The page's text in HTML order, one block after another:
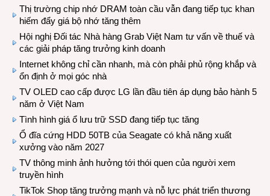
Thị trường chip nhớ DRAM toàn cầu vẫn đang tiếp tục khan
hiếm đẩy giá bộ nhớ tăng thêm
Hội nghị Đối tác Nhà hàng Grab Việt Nam tư vấn về thuế và
các giải pháp tăng trưởng kinh doanh
Internet không chỉ cần nhanh, mà còn phải phủ rộng khắp và
ổn định ở mọi góc nhà
TV OLED cao cấp được LG lần đầu tiên áp dụng bảo hành 5
năm ở Việt Nam
Tình hình giá ổ lưu trữ SSD đang tiếp tục tăng
Ổ đĩa cứng HDD 50TB của Seagate có khả năng xuất
xưởng vào năm 2027
TV thông minh ảnh hưởng tới thói quen của người xem
truyền hình
TikTok Shop tăng trưởng mạnh và nỗ lực phát triển thương